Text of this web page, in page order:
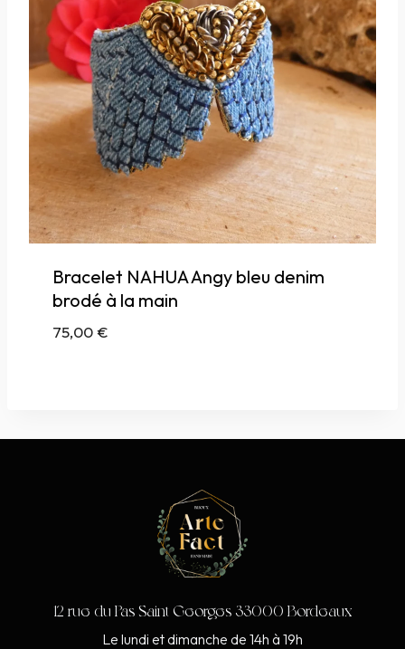
Bracelet NAHUA Angy bleu denim
brodé à la main
75,00€
12 rue du Pas Saint Georges 33000 Bordeaux
Le lundi et dimanche de 14h à 19h